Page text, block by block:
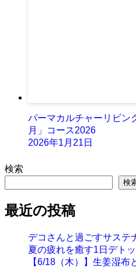
パーマカルチャーリビン
月」コース2026
2026年1月21日
検索
検
最近の投稿
デコさんと過ごすサス
夏の疲れを癒す1日デト
【6/18（木）】生姜湿布